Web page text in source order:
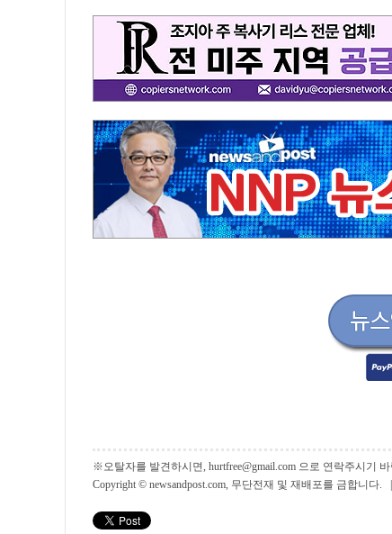
※오탈자를 발견하시면, hurtfree@gmail.com 으로 연락주시기
Copyright © newsandpost.com, 무단전재 및 재배포를 금합니다. |